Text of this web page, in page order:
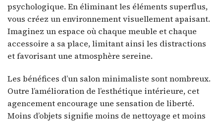
psychologique. En éliminant les éléments superflus,
vous créez un environnement visuellement apaisant.
Imaginez un espace où chaque meuble et chaque
accessoire a sa place, limitant ainsi les distractions
et favorisant une atmosphère sereine.
Les bénéfices d’un salon minimaliste sont nombreux.
Outre l’amélioration de l’esthétique intérieure, cet
agencement encourage une sensation de liberté.
Moins d’objets signifie moins de nettoyage et moins